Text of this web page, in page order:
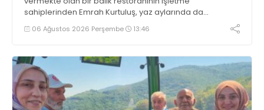
sahiplerinden Emrah Kurtuluş, yaz aylarında da
tezgahlarda taze balık bulunduğunu ifade ederek “Yıl
boyunca tezgahlarda taze balık bulmak mümkün
06 Ağustos 2026 Perşembe 13:46